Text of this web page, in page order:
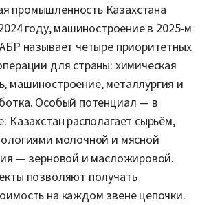
промышленность Казахстана
году, машиностроение в 2025-м
называет четыре приоритетных
для страны: химическая
машиностроение, металлургия и
Особый потенциал — в
Казахстан располагает сырьём,
молочной и мясной
— зерновой и масложировой.
позволяют получать
на каждом звене цепочки.